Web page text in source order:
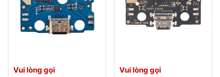
Vui lòng gọi Vui lòng gọi